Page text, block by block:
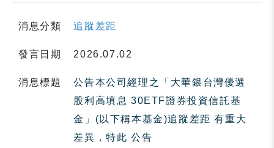
消息分類 追蹤差距
發言日期 2026.07.02
消息標題
公告本公司經理之「大華銀台灣優選
股利高填息 30ETF證券投資信託基
金」(以下稱本基金)追蹤差距 有重大
差異，特此 公告